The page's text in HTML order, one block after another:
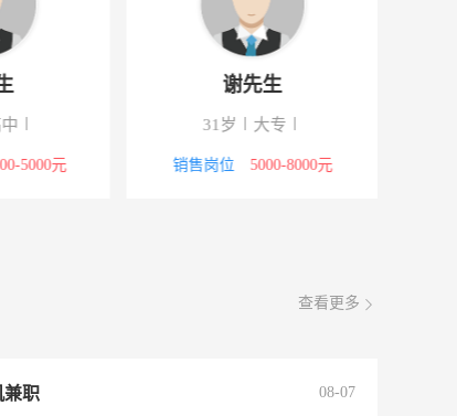
08-07
08-07
08-07
5000元
谢先生
31岁 大专
销售岗位 5000-8000元
查看更多
兼职 08-07